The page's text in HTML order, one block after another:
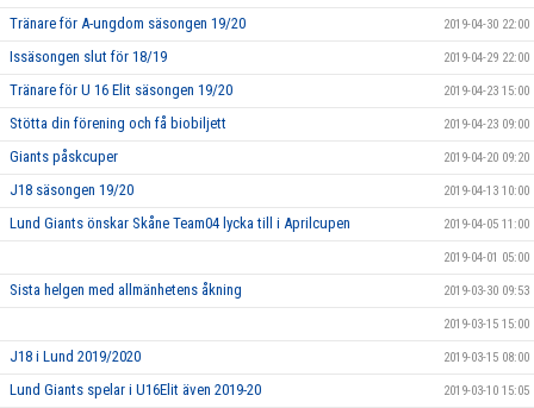
Tränare för A-ungdom säsongen 19/20 2019-04-30 22:00
Issäsongen slut för 18/19 2019-04-29 22:00
Tränare för U 16 Elit säsongen 19/20 2019-04-23 15:00
Stötta din förening och få biobiljett 2019-04-23 09:00
Giants påskcuper 2019-04-20 09:20
J18 säsongen 19/20 2019-04-13 10:00
Lund Giants önskar Skåne Team04 lycka till i Aprilcupen 2019-04-05 11:00
2019-04-01 05:00
Sista helgen med allmänhetens åkning 2019-03-30 09:53
2019-03-15 15:00
J18 i Lund 2019/2020 2019-03-15 08:00
Lund Giants spelar i U16Elit även 2019-20 2019-03-10 15:05